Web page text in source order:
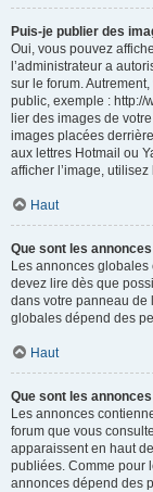
Puis-je publier des
Oui, vous pouvez
l’administrateur a
sur le forum.
public, exemple : http://
lier des images de
images placées
aux lettres Hotmail ou
afficher l’image,
Haut
Que sont les
Les annonces
devez lire dès que
dans votre panneau de
globales dépend des
Haut
Que sont les
Les annonces
forum que vous
apparaissent en haut
publiées. Comme pour
annonces dépend des